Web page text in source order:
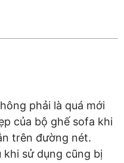
phải là quá mới
của bộ ghế sofa khi
trên đường nét.
sử dụng cũng bị